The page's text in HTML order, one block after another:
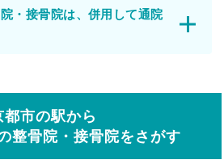
・接骨院は、併用して通院
都市の駅から
整骨院・接骨院をさがす